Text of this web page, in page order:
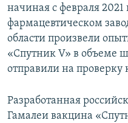
начиная с февраля 2021
фармацевтическом
области произвели
«Спутник V» в объеме
отправили на проверку
Разработанная
Гамалеи вакцина